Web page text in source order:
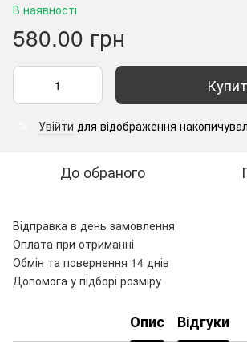
В наявності
580.00 грн
Увійти для відображення
До обраного
Відправка в день замовлення
Оплата при отриманні
Обмін та повернення 14 днів
Допомога у підборі розміру
Опис Відгуки